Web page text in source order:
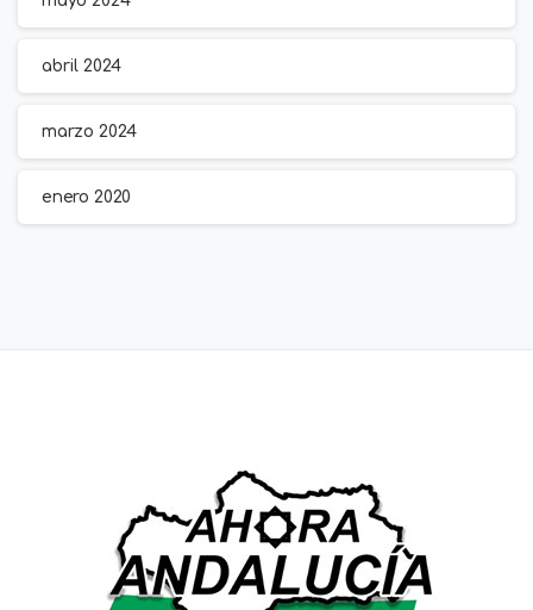
abril 2024
marzo 2024
enero 2020